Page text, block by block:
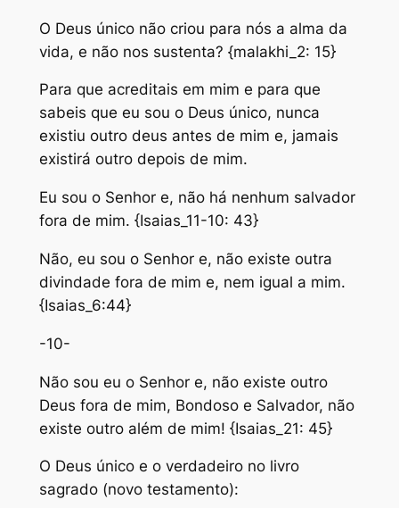
O Deus único não criou para nós a alma da
vida, e não nos sustenta? {malakhi_2: 15}
Para que acreditais em mim e para que
sabeis que eu sou o Deus único, nunca
existiu outro deus antes de mim e, jamais
existirá outro depois de mim.
Eu sou o Senhor e, não há nenhum salvador
fora de mim. {Isaias_11-10: 43}
Não, eu sou o Senhor e, não existe outra
divindade fora de mim e, nem igual a mim.
{Isaias_6:44}
-10-
Não sou eu o Senhor e, não existe outro
Deus fora de mim, Bondoso e Salvador, não
existe outro além de mim! {Isaias_21: 45}
O Deus único e o verdadeiro no livro
sagrado (novo testamento):